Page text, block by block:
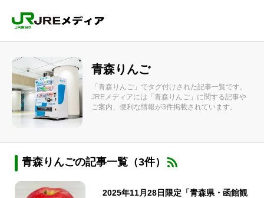
青森りんご
「青森りんご」でタグ付けされた記事一覧です。
JREメディアには「青森りんご」に関する記事や
ご案内、便利な情報が3件掲載されています。
青森りんごの記事一覧（3件）
2025年11月28日限定「青森県・函館観